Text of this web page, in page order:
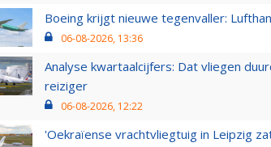
Boeing krijgt nieuwe tegenvaller:
06-08-2026, 13:36
Analyse kwartaalcijfers: Dat vliegen
reiziger
06-08-2026, 12:22
'Oekraïense vrachtvliegtuig in Leipzig